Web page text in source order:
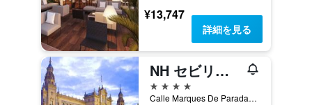
¥13,747
詳細を見る
NH セビリア プラザ デ アマレス
4つ星
Calle Marques De Paradas, 37, 3a, セビリア, アンダルシア州, スペイン